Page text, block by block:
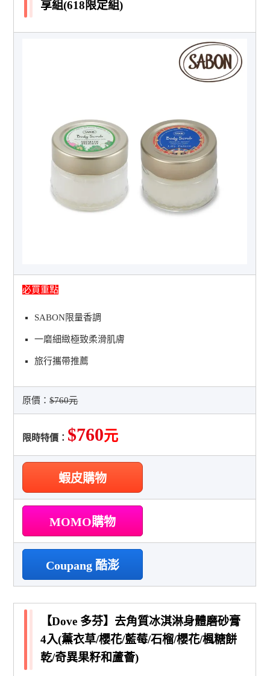
享組(618限定組)
必買重點
SABON限量香調
一磨細緻極致柔滑肌膚
旅行攜帶推薦
原價：$760元
限時特價： $760元
蝦皮購物
MOMO購物
Coupang 酷澎
【Dove 多芬】去角質冰淇淋身體磨砂膏
4入(薰衣草/櫻花/藍莓/石榴/櫻花/楓糖餅
乾/奇異果籽和蘆薈)